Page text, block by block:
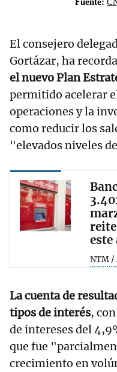
El consejero
Gortázar, ha
el nuevo Plan
permitido acelerar
operaciones y la
como reducir los
"elevados niveles
este
NTM /
La cuenta de
tipos de interés,
de intereses del
que fue
crecimiento en